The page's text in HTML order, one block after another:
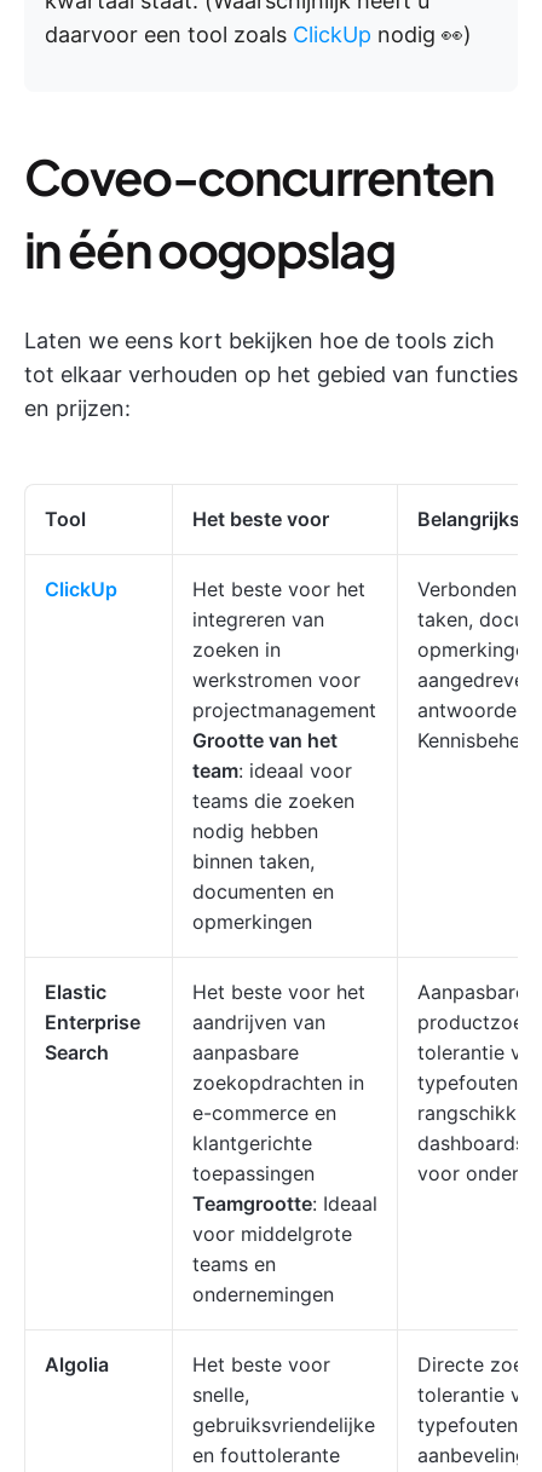
daarvoor een tool zoals ClickUp nodig 👀)
Coveo-concurrenten
in één oogopslag
Laten we eens kort bekijken hoe de tools zich
tot elkaar verhouden op het gebied van functies
en prijzen:
Tool Het beste voor
ClickUp
Het beste voor het
integreren van
zoeken in
werkstromen voor
projectmanagement
Grootte van het
team: ideaal voor
teams die zoeken
nodig hebben
binnen taken,
documenten en
opmerkingen
Verbonden
taken,
aangedreven
antwoorden;
Kennisbeheer
Elastic
Enterprise
Search
Het beste voor het
aandrijven van
aanpasbare
zoekopdrachten in
e-commerce en
klantgerichte
toepassingen
Teamgrootte: Ideaal
voor middelgrote
teams en
ondernemingen
Aanpasbare
tolerantie
typefouten,
dashboards,
voor
Algolia
Het beste voor
snelle,
gebruiksvriendelijke
en fouttolerante
Directe
tolerantie
typefouten,